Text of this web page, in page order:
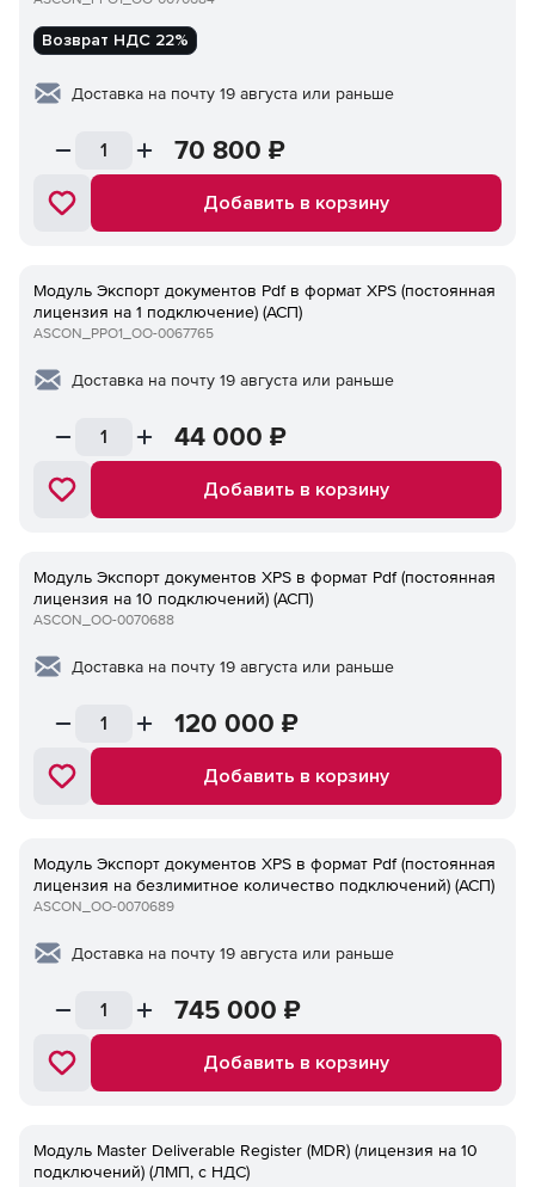
Возврат НДС 22%
Доставка на почту 19 августа или раньше
70 800 ₽
Добавить в корзину
Модуль Экспорт документов Pdf в формат XPS (постоянная
лицензия на 1 подключение) (АСП)
ASCON_PPO1_ОО-0067765
Доставка на почту 19 августа или раньше
44 000 ₽
Добавить в корзину
Модуль Экспорт документов XPS в формат Pdf (постоянная
лицензия на 10 подключений) (АСП)
ASCON_ОО-0070688
Доставка на почту 19 августа или раньше
120 000 ₽
Добавить в корзину
Модуль Экспорт документов XPS в формат Pdf (постоянная
лицензия на безлимитное количество подключений) (АСП)
ASCON_ОО-0070689
Доставка на почту 19 августа или раньше
745 000 ₽
Добавить в корзину
Модуль Master Deliverable Register (MDR) (лицензия на 10
подключений) (ЛМП, с НДС)